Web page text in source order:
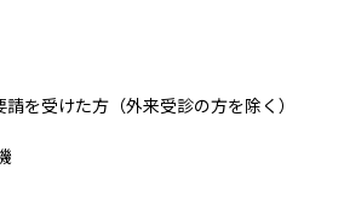
を受けた方（外来受診の方を除く）